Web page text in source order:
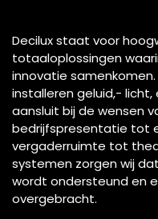
Decilux staat voor
totaaloplossingen
innovatie
installeren geluid,-
aansluit bij de wensen
bedrijfspresentatie tot
vergaderruimte tot
systemen zorgen wij
wordt ondersteund en
overgebracht.